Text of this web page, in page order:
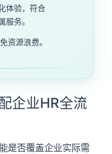
体验，符合
服务。
资源浪费。
企业HR全流
是否覆盖企业实际需